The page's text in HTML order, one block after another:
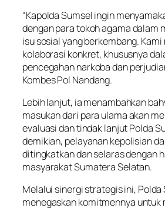
“Kapolda Sumsel ingin
dengan para tokoh agama dalam
isu sosial yang berkembang.
kolaborasi konkret, khususnya
pencegahan narkoba dan
Kombes Pol Nandang.
Lebih lanjut, ia menambahkan
masukan dari para ulama akan
evaluasi dan tindak lanjut Polda
demikian, pelayanan kepolisian
ditingkatkan dan selaras dengan
masyarakat Sumatera Selatan.
Melalui sinergi strategis ini, Polda
menegaskan komitmennya untuk